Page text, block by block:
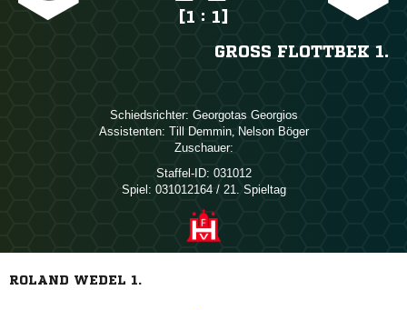
[1 : 1]
GROSS FLOTTBEK 1.
Schiedsrichter:  
Assistenten:  ,  
Zuschauer:
Staffel-ID: 031012
Spiel: 031012164 / 21. Spieltag
ROLAND WEDEL 1.